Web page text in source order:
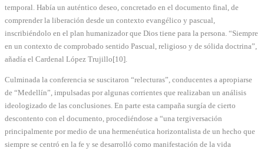
temporal. Había un auténtico deseo, concretado en el documento final, de
comprender la liberación desde un contexto evangélico y pascual,
inscribiéndolo en el plan humanizador que Dios tiene para la persona. “Siempre
en un contexto de comprobado sentido Pascual, religioso y de sólida doctrina”,
añadía el Cardenal López Trujillo[10].
Culminada la conferencia se suscitaron “relecturas”, conducentes a apropiarse
de “Medellín”, impulsadas por algunas corrientes que realizaban un análisis
ideologizado de las conclusiones. En parte esta campaña surgía de cierto
descontento con el documento, procediéndose a “una tergiversación
principalmente por medio de una hermenéutica horizontalista de un hecho que
siempre se centró en la fe y se desarrolló como manifestación de la vida